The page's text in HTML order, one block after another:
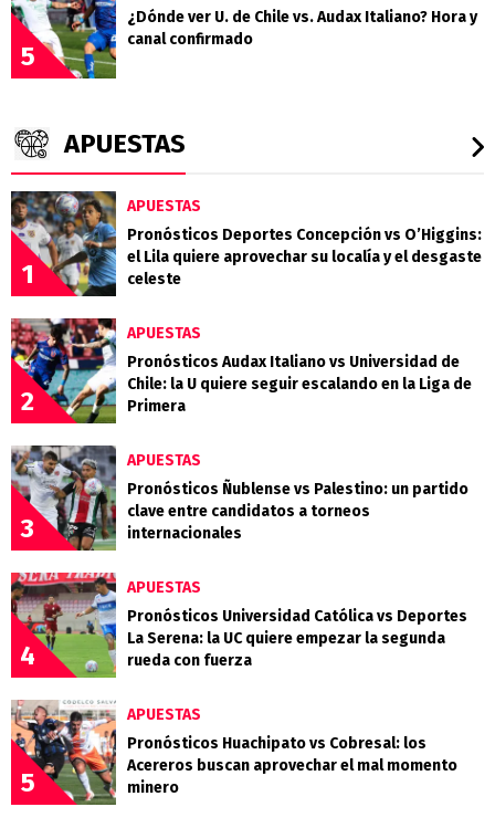
5
¿Dónde ver U. de Chile vs. Audax Italiano? Hora y
canal confirmado
APUESTAS
1
APUESTAS
Pronósticos Deportes Concepción vs O’Higgins:
el Lila quiere aprovechar su localía y el desgaste
celeste
2
APUESTAS
Pronósticos Audax Italiano vs Universidad de
Chile: la U quiere seguir escalando en la Liga de
Primera
3
APUESTAS
Pronósticos Ñublense vs Palestino: un partido
clave entre candidatos a torneos
internacionales
4
APUESTAS
Pronósticos Universidad Católica vs Deportes
La Serena: la UC quiere empezar la segunda
rueda con fuerza
5
APUESTAS
Pronósticos Huachipato vs Cobresal: los
Acereros buscan aprovechar el mal momento
minero